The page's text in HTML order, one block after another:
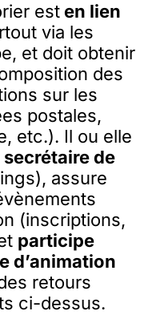
esten lien
via les
et doit obtenir
des
sur les
postales,
etc.). Il ou elle
secrétaire de
assure
(inscriptions,
participe
d’animation
retours
ci-dessus.